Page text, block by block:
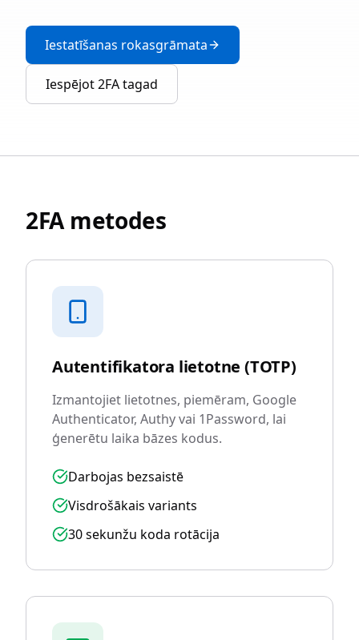
Iestatīšanas rokasgrāmata
Iespējot 2FA tagad
2FA metodes
Autentifikatora lietotne (TOTP)
Izmantojiet lietotnes, piemēram, Google
Authenticator, Authy vai 1Password, lai
ģenerētu laika bāzes kodus.
Darbojas bezsaistē
Visdrošākais variants
30 sekunžu koda rotācija